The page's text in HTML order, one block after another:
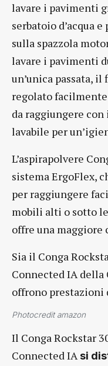
lavare i pavimenti
serbatoio d’acqua
sulla spazzola
lavare i pavimenti
un’unica passata, il
regolato
da raggiungere
lavabile per
L’aspirapolvere
sistema ErgoFlex,
per raggiungere
mobili alti o sotto
offre una maggiore
Sia il Conga
Connected IA della
offrono prestazioni
Photocredit amazon
Il Conga Rockstar
Connected IAsi